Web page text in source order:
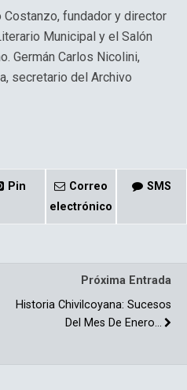
Costanzo, fundador y director
Municipal y el Salón
Germán Carlos Nicolini,
secretario del Archivo
Pin
Correo
electrónico
SMS
Próxima Entrada
Historia Chivilcoyana: Sucesos
Del Mes De Enero…